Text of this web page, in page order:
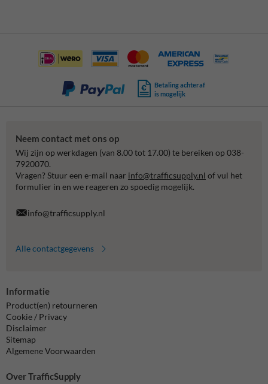
Betaling achteraf
is mogelijk
Neem contact met ons op
Wij zijn op werkdagen (van 8.00 tot 17.00) te bereiken op 038-
7920070.
Vragen? Stuur een e-mail naar info@trafficsupply.nl of vul het
formulier in en we reageren zo spoedig mogelijk.
info@trafficsupply.nl
Alle contactgegevens
Informatie
Product(en) retourneren
Cookie / Privacy
Disclaimer
Sitemap
Algemene Voorwaarden
Over TrafficSupply